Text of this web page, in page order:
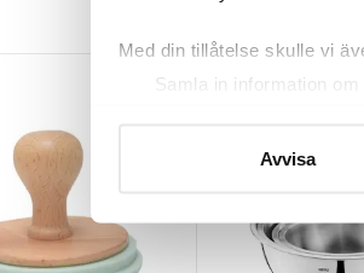
Med din tillåtelse skulle vi
Samla in information
eller dra tillbaka ditt
Vi använder cookies för att
att vi kan analysera vår
Avvisa